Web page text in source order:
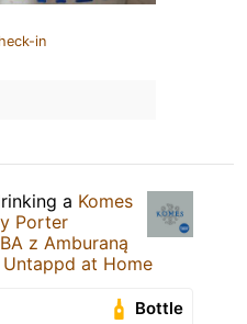
in
a Komes
Porter
z Amburaną
Untappd at Home
Bottle